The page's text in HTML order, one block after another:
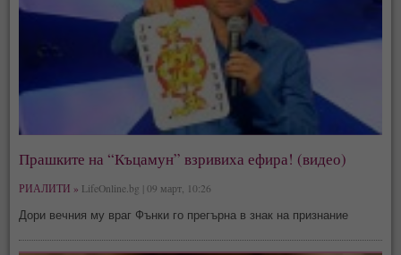
Прашките на “Къцамун” взривиха ефира! (видео)
РИАЛИТИ » LifeOnline.bg | 09 март, 10:26
Дори вечния му враг Фънки го прегърна в знак на признание